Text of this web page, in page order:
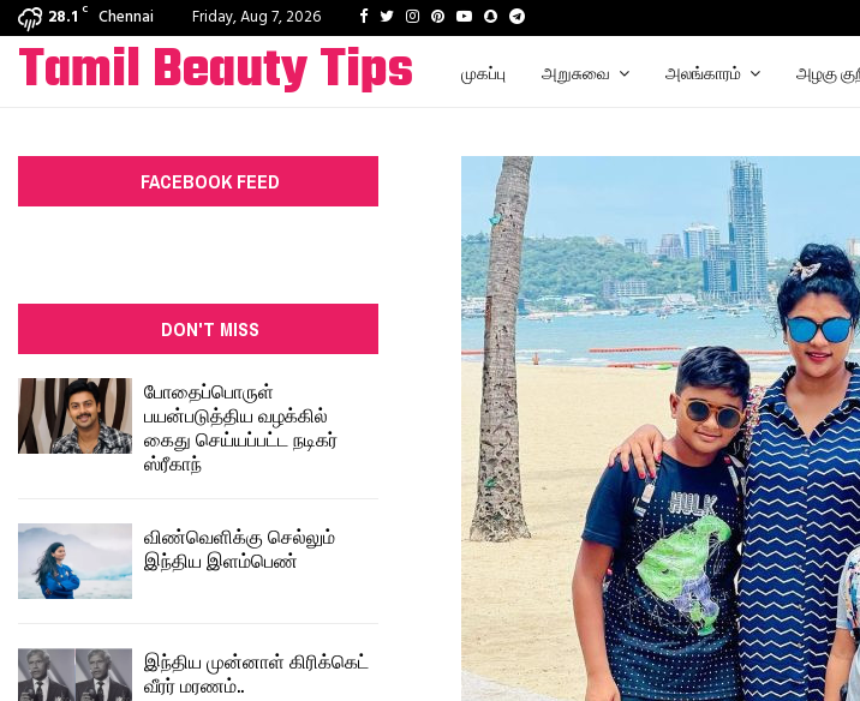
28.1 C Chennai Friday, Aug 7, 2026 Facebook
TwitterInstagram
PinterestYoutube
SnapchatTelegram
Tamil Beauty Tips முகப்பு அறுசுவை அலங்காரம் அழகு
FACEBOOK FEED
DON'T MISS
போதைப்பொருள்
பயன்படுத்திய வழக்கில்
கைது செய்யப்பட்ட நடிகர்
ஸ்ரீகாந்
விண்வெளிக்கு செல்லும்
இந்திய இளம்பெண்
இந்திய முன்னாள் கிரிக்கெட்
வீரர் மரணம்..